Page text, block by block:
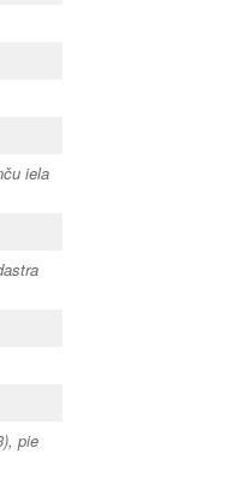
iela
pie